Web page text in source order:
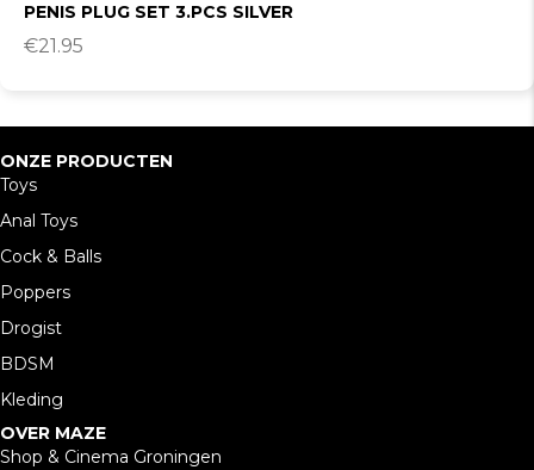
PENIS PLUG SET 3.PCS SILVER
€21.95
ONZE PRODUCTEN
Toys
Anal Toys
Cock & Balls
Poppers
Drogist
BDSM
Kleding
OVER MAZE
Shop & Cinema Groningen